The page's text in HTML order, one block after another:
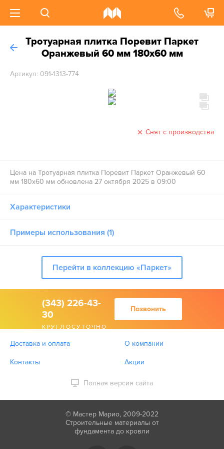
Тротуарная плитка Поревит Паркет
Оранжевый 60 мм 180х60 мм
Артикул: 091-1313-774
Снят с производства
Цена на Тротуарная плитка Поревит Паркет Оранжевый 60
мм 180х60 мм обновлена 27 октября 2025 в 09:00
Характеристики
Примеры использования (1)
Перейти в коллекцию «Паркет»
(343) 226-43-
30
КРУГЛОСУТОЧНО
Позвонить
Доставка и оплата О компании
Контакты Акции
Полная версия сайта
© Мастер Марио, 2009-2022
Строительные материалы от
фундамента до кровли